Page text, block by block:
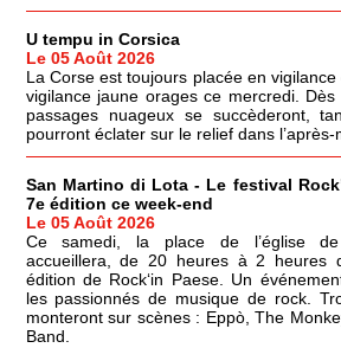
U tempu in Corsica
Le 05 Août 2026
La Corse est toujours placée en
vigilance jaune orages ce mercredi.
passages nuageux se succèderont,
pourront éclater sur le relief dans l’après-
San Martino di Lota - Le festival
7e édition ce week-end
Le 05 Août 2026
Ce samedi, la place de l’église de
accueillera, de 20 heures à 2 heures
édition de Rock‘in Paese. Un
les passionnés de musique de rock.
monteront sur scènes : Eppò, The
Band.